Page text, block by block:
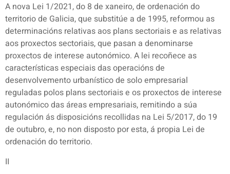
A nova Lei 1/2021, do 8 de xaneiro, de ordenación do
territorio de Galicia, que substitúe a de 1995, reformou as
determinacións relativas aos plans sectoriais e as relativas
aos proxectos sectoriais, que pasan a denominarse
proxectos de interese autonómico. A lei recoñece as
características especiais das operacións de
desenvolvemento urbanístico de solo empresarial
reguladas polos plans sectoriais e os proxectos de interese
autonómico das áreas empresariais, remitindo a súa
regulación ás disposicións recollidas na Lei 5/2017, do 19
de outubro, e, no non disposto por esta, á propia Lei de
ordenación do territorio.
II